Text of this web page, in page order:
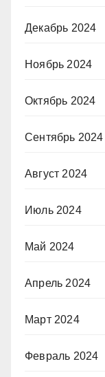
Декабрь 2024
Ноябрь 2024
Октябрь 2024
Сентябрь 2024
Август 2024
Июль 2024
Май 2024
Апрель 2024
Март 2024
Февраль 2024